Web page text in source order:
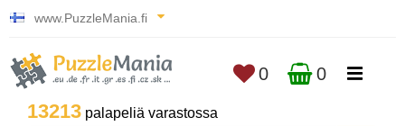
www.PuzzleMania.fi
13213 palapeliä varastossa
0 0